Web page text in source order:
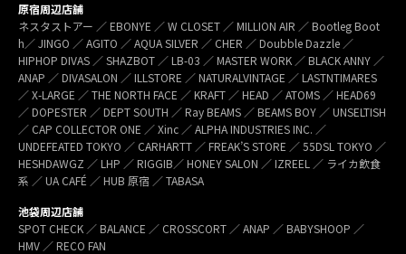
原宿周辺店舗
ネスタストアー ／ EBONYE ／ W CLOSET ／ MILLION AIR ／ Bootleg Boot
h／ JINGO ／ AGITO ／ AQUA SILVER ／ CHER ／ Doubble Dazzle ／
HIPHOP DIVAS ／ SHAZBOT ／ LB-03 ／ MASTER WORK ／ BLACK ANNY ／
ANAP ／ DIVASALON ／ ILLSTORE ／ NATURALVINTAGE ／ LASTNTIMARES
／ X-LARGE ／ THE NORTH FACE ／ KRAFT ／ HEAD ／ ATOMS ／ HEAD69
／ DOPESTER ／ DEPT SOUTH ／ Ray BEAMS ／ BEAMS BOY ／ UNSELTISH
／ CAP COLLECTOR ONE ／ Xinc ／ ALPHA INDUSTRIES INC. ／
UNDEFEATED TOKYO ／ CARHARTT ／ FREAK’S STORE ／ 55DSL TOKYO ／
HESHDAWGZ ／ LHP ／ RIGGIB／ HONEY SALON ／ IZREEL ／ ライカ飲食
系 ／ UA CAFÉ ／ HUB 原宿 ／ TABASA
池袋周辺店舗
SPOT CHECK ／ BALANCE ／ CROSSCORT ／ ANAP ／ BABYSHOOP ／
HMV ／ RECO FAN